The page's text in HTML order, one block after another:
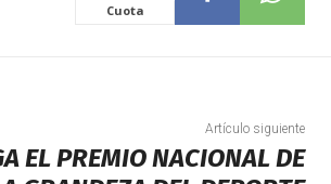
Cuota
Artículo siguiente
EL PREMIO NACIONAL DE